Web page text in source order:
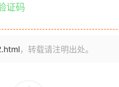
证码
，转载请注明出处。